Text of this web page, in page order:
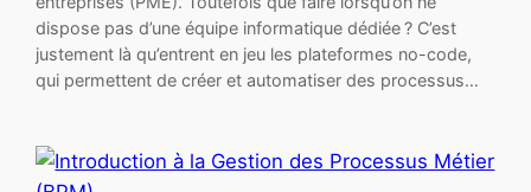
dispose pas d’une équipe informatique dédiée ? C’est
justement là qu’entrent en jeu les plateformes no-code,
qui permettent de créer et automatiser des processus…